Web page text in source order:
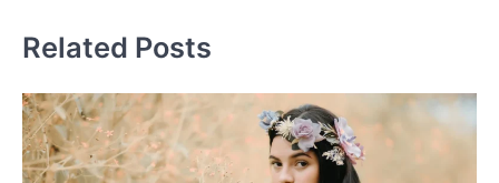
Related Posts